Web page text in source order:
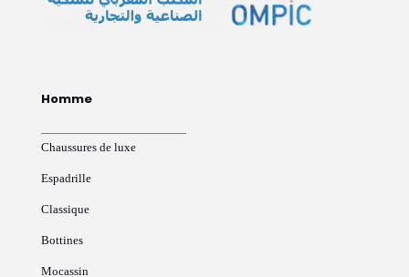
Homme
Chaussures de luxe
Espadrille
Classique
Bottines
Mocassin